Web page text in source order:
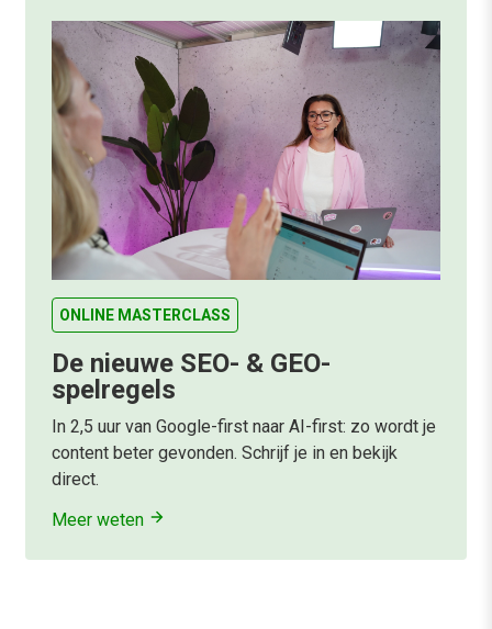
ONLINE MASTERCLASS
De nieuwe SEO- & GEO-
spelregels
In 2,5 uur van Google-first naar AI-first: zo wordt je
content beter gevonden. Schrijf je in en bekijk
direct.
Meer weten